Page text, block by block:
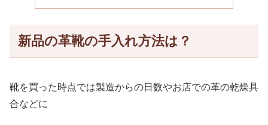
新品の革靴の手入れ方法は？
靴を買った時点では製造からの日数やお店での革の乾燥具
合などに